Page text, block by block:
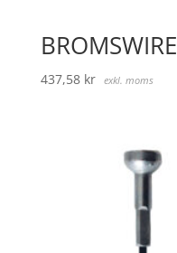
BROMSWIRE
437,58 kr exkl. moms